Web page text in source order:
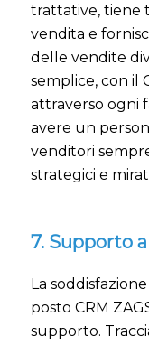
trattative, tiene
vendita e
delle vendite
semplice, con il
attraverso ogni
avere un
venditori
strategici e
7. Supporto
La
posto CRM
supporto.